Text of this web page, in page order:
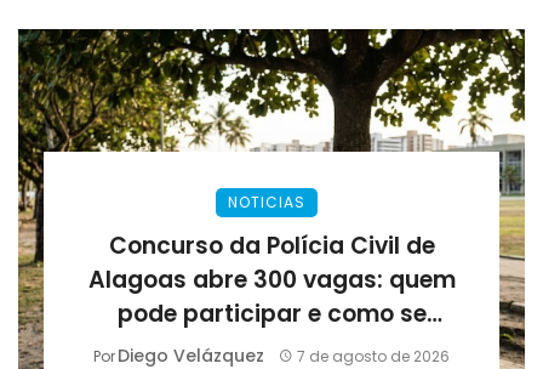
NOTICIAS
Concurso da Polícia Civil de
Alagoas abre 300 vagas: quem
pode participar e como se
preparar para as provas
PorDiego Velázquez 7 de agosto de 2026